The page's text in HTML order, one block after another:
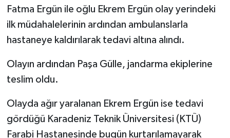
Fatma Ergün ile oğlu Ekrem Ergün olay yerindeki
ilk müdahalelerinin ardından ambulanslarla
hastaneye kaldırılarak tedavi altına alındı.
Olayın ardından Paşa Gülle, jandarma ekiplerine
teslim oldu.
Olayda ağır yaralanan Ekrem Ergün ise tedavi
gördüğü Karadeniz Teknik Üniversitesi (KTÜ)
Farabi Hastanesinde bugün kurtarılamayarak